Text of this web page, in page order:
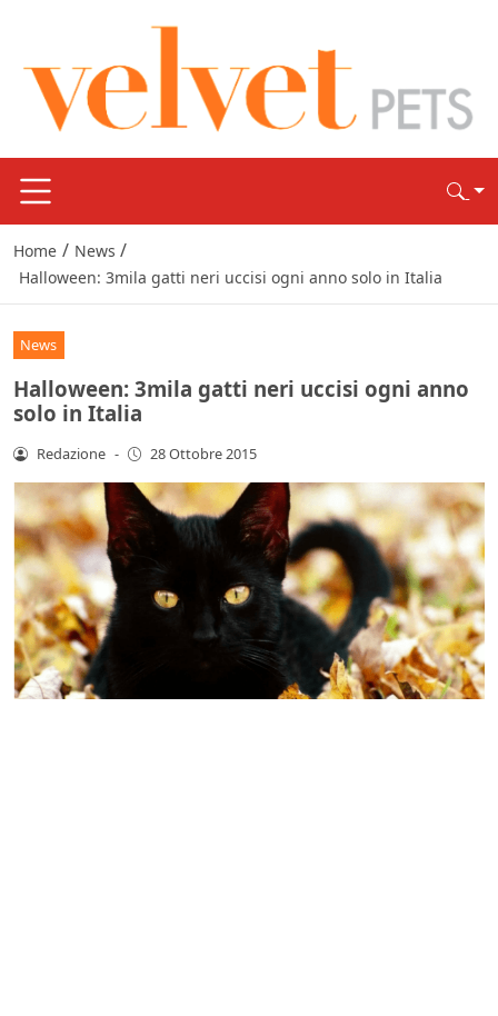
Home / News /
Halloween: 3mila gatti neri uccisi ogni anno solo in Italia
News
Halloween: 3mila gatti neri uccisi ogni anno
solo in Italia
Redazione - 28 Ottobre 2015